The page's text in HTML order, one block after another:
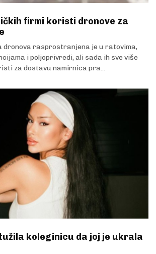
firmi koristi dronove za
dronova rasprostranjena je u ratovima,
i poljoprivredi, ali sada ih sve više
za dostavu namirnica pra...
koleginicu da joj je ukrala